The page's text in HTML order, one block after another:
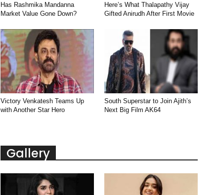
Has Rashmika Mandanna
Market Value Gone Down?
Here’s What Thalapathy Vijay
Gifted Anirudh After First Movie
Victory Venkatesh Teams Up
with Another Star Hero
South Superstar to Join Ajith’s
Next Big Film AK64
Gallery